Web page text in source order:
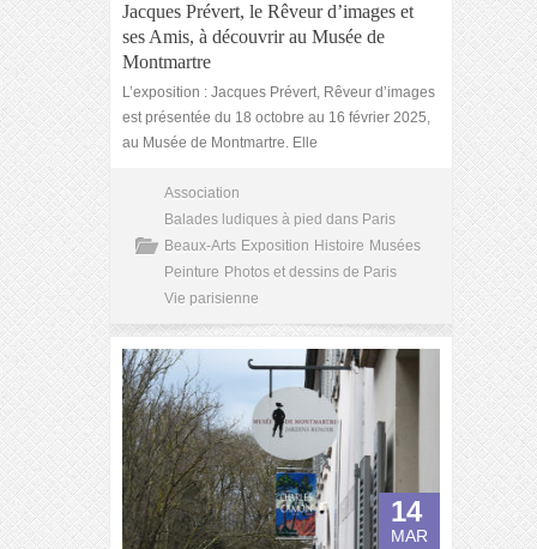
Jacques Prévert, le Rêveur d’images et
ses Amis, à découvrir au Musée de
Montmartre
L’exposition : Jacques Prévert, Rêveur d’images
est présentée du 18 octobre au 16 février 2025,
au Musée de Montmartre. Elle
Association
Balades ludiques à pied dans Paris
Beaux-Arts Exposition Histoire Musées
Peinture Photos et dessins de Paris
Vie parisienne
14
MAR